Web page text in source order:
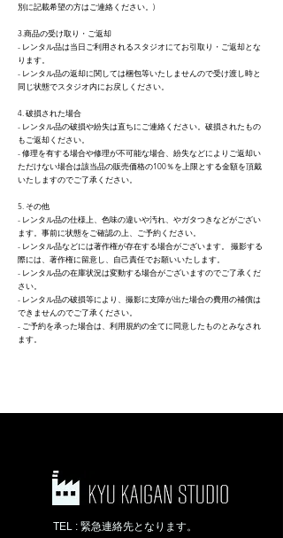
別に記載希望の方はご連絡ください。)
3.商品の受け取り・ご返却
- レンタル品は当日ご利用されるスタジオにてお引取り・ご返却とな
ります。
- レンタル品の返却に関しては梱包等いたしませんので受け渡し時と
同じ状態でスタジオ内にお戻しください。
4. 破損された場合
- レンタル品の破損や紛失は直ちにご連絡ください。破損されたもの
もご返却ください。
- 修理を有する場合や修理が不可能な場合、紛失などによりご返却い
ただけない場合は該当品の販売価格の100％を上限とする金額を頂戴
いたしますのでご了承ください。
5. その他
- レンタル品の仕様上、色味の違いや汚れ、やガタつきなどがござい
ます。事前に状態をご確認の上、ご予約ください。
- レンタル品などには著作権が存在する場合がございます。 撮影する
際には、著作権に留意し、自己責任でお願いいたします。
- レンタル品の在庫状況は変動する場合がございますのでご了承くだ
さい。
- レンタル品の破損等により、撮影に支障が出た場合の費用の補償は
できませんのでご了承ください。
- ご予約を承った場合は、利用規約の全てに同意したものとみなされ
ます。
TEL : 緊急連絡先となります。